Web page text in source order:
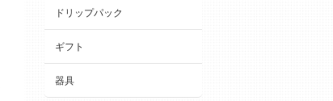
ドリップパック
ギフト
器具